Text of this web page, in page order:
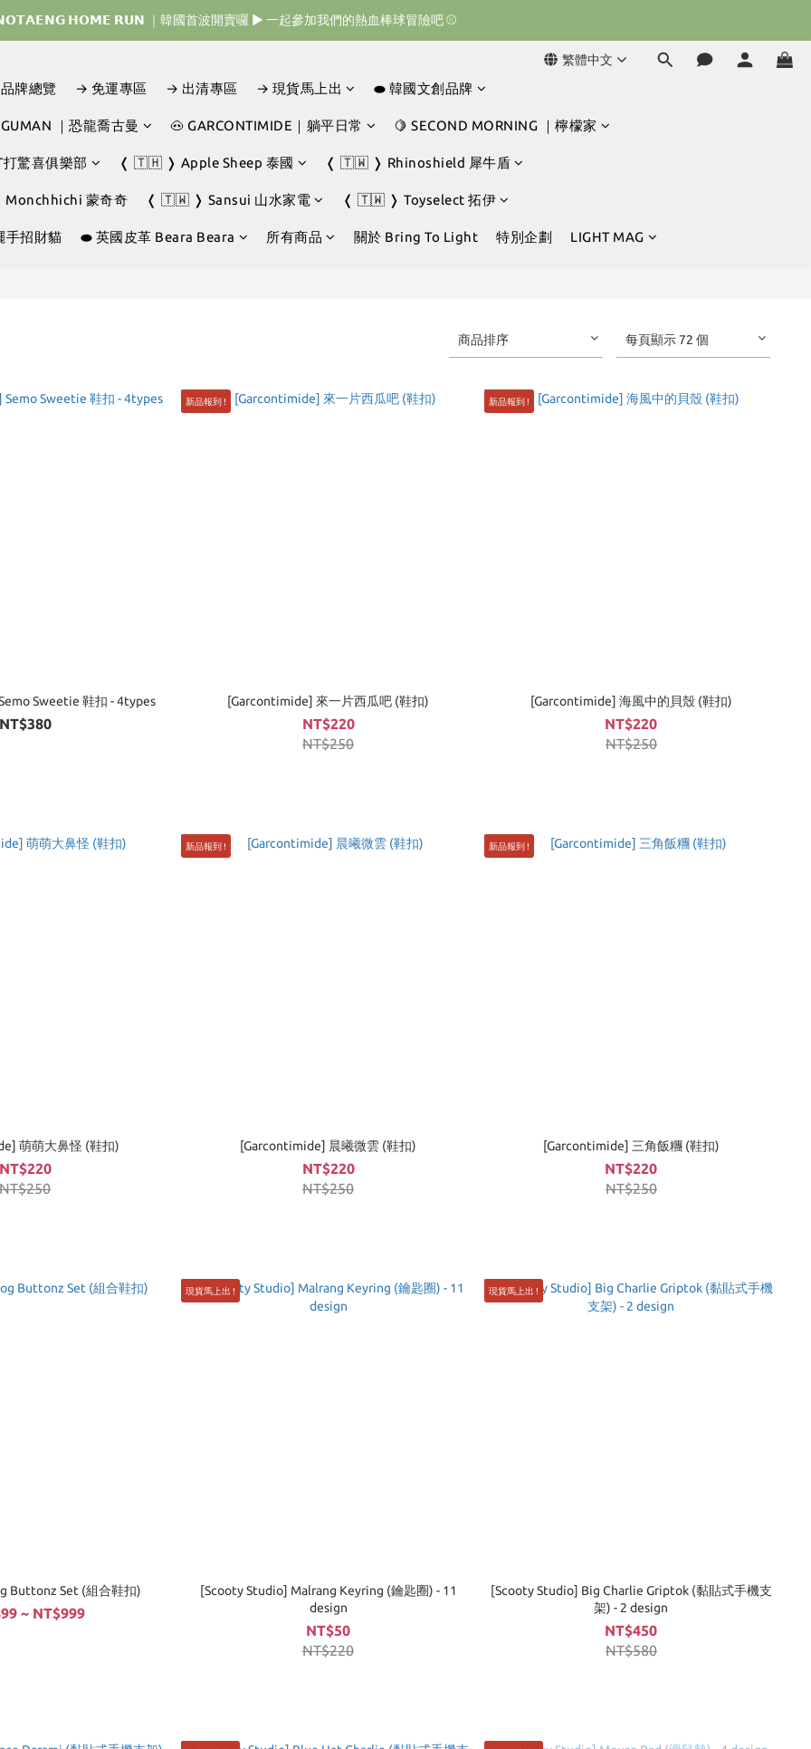
𝗛𝗢𝗠𝗘 𝗥𝗨𝗡 ｜韓國首波開賣囉 ▶ 一起參加我們的熱血棒球冒險吧 ⚾️
𝗛𝗢𝗠𝗘 𝗥𝗨𝗡 ｜韓國首波開賣囉 ▶ 一起參加我們的熱血棒球冒險吧 ⚾️
𝗛𝗢𝗠𝗘 𝗥𝗨𝗡 ｜韓國首波開賣囉 ▶ 一起參加我們的熱血棒球冒險吧 ⚾️
繁體中文
牌總覽 → 免運專區 → 出清專區 → 現貨馬上出 ⬬ 韓國文創品牌
｜恐龍喬古曼 🐽 GARCONTIMIDE｜躺平日常 🍋 SECOND MORNING ｜檸檬家
驚喜俱樂部 ❬ 🇹🇭 ❭ Apple Sheep 泰國 ❬ 🇹🇼 ❭ Rhinoshield 犀牛盾
蒙奇奇 ❬ 🇹🇼 ❭ Sansui 山水家電 ❬ 🇹🇼 ❭ Toyselect 拓伊
手招財貓 ⬬ 英國皮革 Beara Beara 所有商品 關於 Bring To Light 特別企劃 LIGHT MAG
商品排序 每頁顯示 72 個
Sweetie 鞋扣 - 4types
NT$380
新品報到 !
[Garcontimide] 來一片西瓜吧 (鞋扣)
NT$220
NT$250
新品報到 !
[Garcontimide] 海風中的貝殼 (鞋扣)
NT$220
NT$250
萌萌大鼻怪 (鞋扣)
NT$220
NT$250
新品報到 !
[Garcontimide] 晨曦微雲 (鞋扣)
NT$220
NT$250
新品報到 !
[Garcontimide] 三角飯糰 (鞋扣)
NT$220
NT$250
Buttonz Set (組合鞋扣)
~ NT$999
現貨馬上出 !
[Scooty Studio] Malrang Keyring (鑰匙圈) - 11
design
NT$50
NT$220
現貨馬上出 !
[Scooty Studio] Big Charlie Griptok (黏貼式手機支
架) - 2 design
NT$450
NT$580